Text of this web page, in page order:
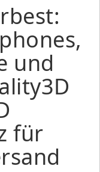
und
für